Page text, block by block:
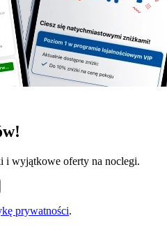
i wyjątkowe oferty na noclegi.
prywatności.